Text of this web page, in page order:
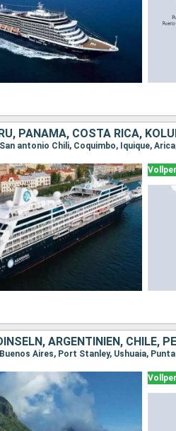
ARGENTINIEN, CHILE,
Aires, Port Stanley, Ushuaia,